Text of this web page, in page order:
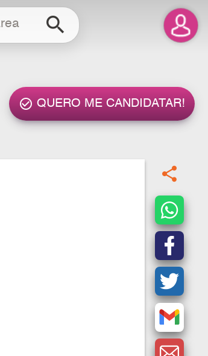
search
check_circle_outline QUERO ME CANDIDATAR!
share